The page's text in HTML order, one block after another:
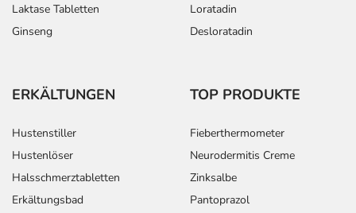
Laktase Tabletten
Ginseng
Loratadin
Desloratadin
ERKÄLTUNGEN
Hustenstiller
Hustenlöser
Halsschmerztabletten
Erkältungsbad
TOP PRODUKTE
Fieberthermometer
Neurodermitis Creme
Zinksalbe
Pantoprazol